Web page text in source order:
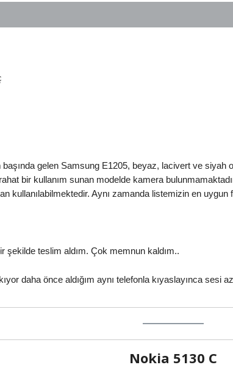
gelen Samsung E1205, beyaz, lacivert ve siyah
bir kullanım sunan modelde kamera
kullanılabilmektedir. Aynı zamanda listemizin en uygun
şekilde teslim aldım. Çok memnun kaldım..
daha önce aldığım aynı telefonla kıyaslayınca sesi
Nokia 5130 C